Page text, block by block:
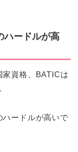
ハードルが高
家資格、BATICは
ハードルが高いで